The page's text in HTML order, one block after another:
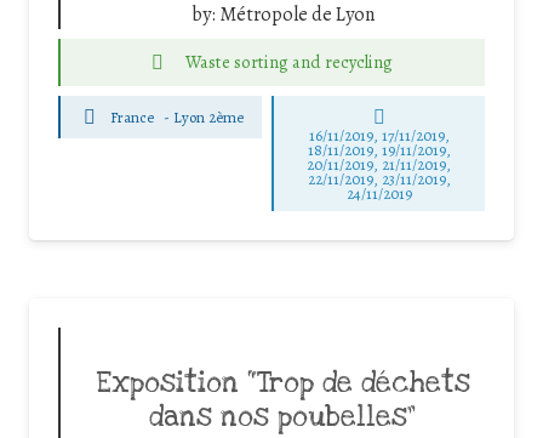
by: Métropole de Lyon
Waste sorting and recycling
France - Lyon 2ème
16/11/2019, 17/11/2019,
18/11/2019, 19/11/2019,
20/11/2019, 21/11/2019,
22/11/2019, 23/11/2019,
24/11/2019
Exposition “Trop de déchets
dans nos poubelles”